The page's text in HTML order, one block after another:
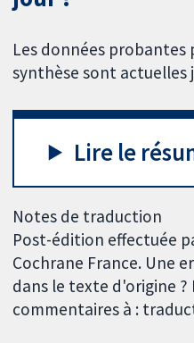
Les données
synthèse sont actuelles
Lire le
Notes de traduction
Post-édition effectuée
Cochrane France. Une
dans le texte d'origine ?
commentaires à :